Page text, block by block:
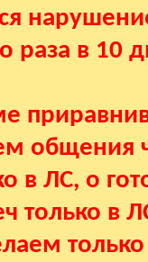
раза в 10
в ЛС, о
только в